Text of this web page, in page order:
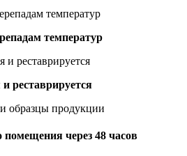
температур
реставрируется
образцы продукции
через 48 часов